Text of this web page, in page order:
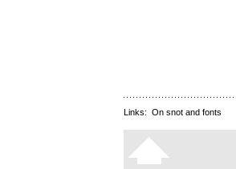
Links: On snot and fonts